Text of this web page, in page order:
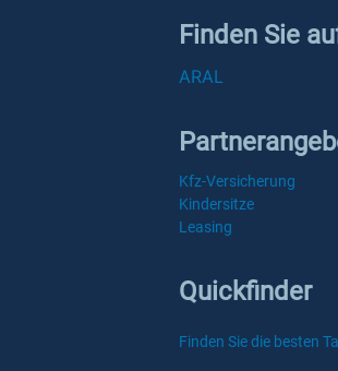
Finden Sie
ARAL
Kfz-Versicherung
Kindersitze
Leasing
Quickfinder
Finden Sie die besten